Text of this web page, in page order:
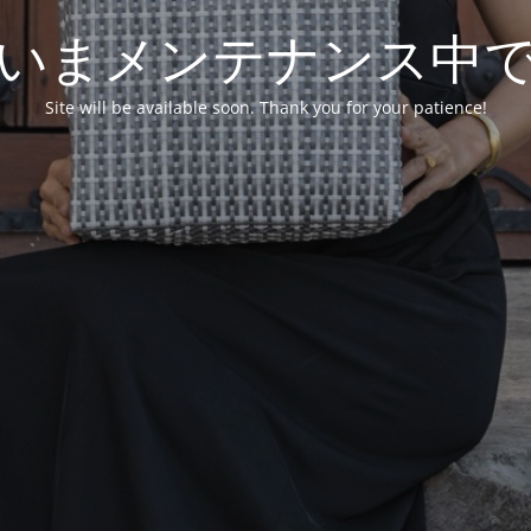
まメンテナンス中
Site will be available soon. Thank you for your patience!